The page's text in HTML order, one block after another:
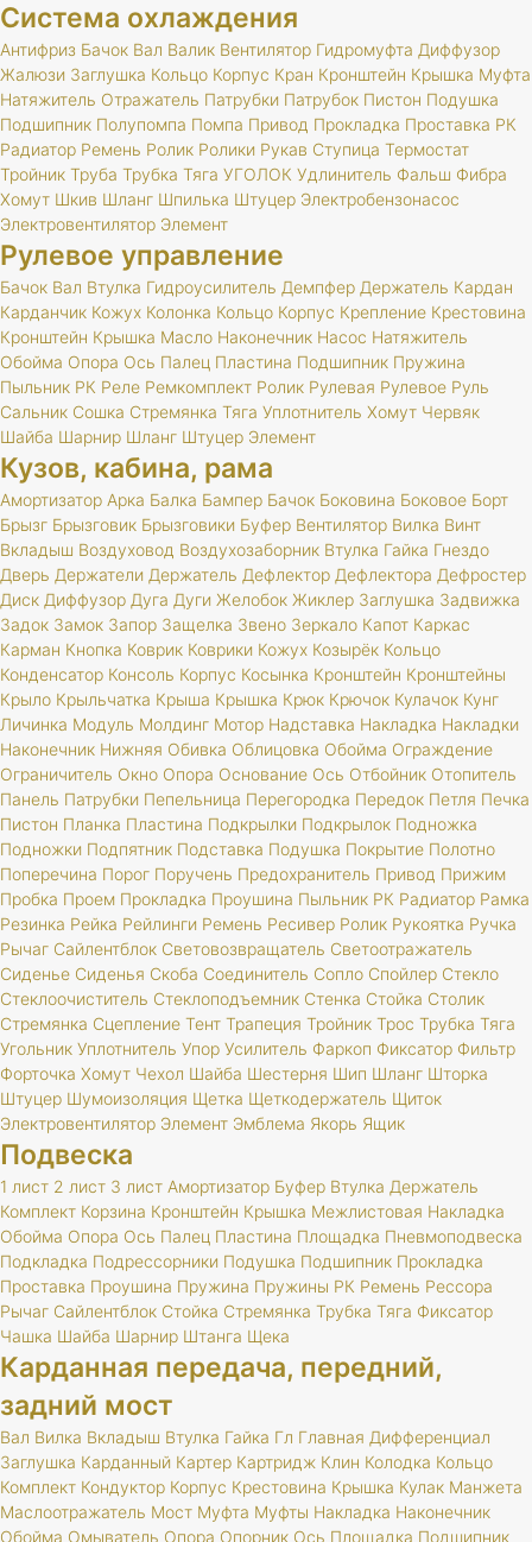
Система охлаждения
Антифриз Бачок Вал Валик Вентилятор Гидромуфта Диффузор
Жалюзи Заглушка Кольцо Корпус Кран Кронштейн Крышка Муфта
Натяжитель Отражатель Патрубки Патрубок Пистон Подушка
Подшипник Полупомпа Помпа Привод Прокладка Проставка РК
Радиатор Ремень Ролик Ролики Рукав Ступица Термостат
Тройник Труба Трубка Тяга УГОЛОК Удлинитель Фальш Фибра
Хомут Шкив Шланг Шпилька Штуцер Электробензонасос
Электровентилятор Элемент
Рулевое управление
Бачок Вал Втулка Гидроусилитель Демпфер Держатель Кардан
Карданчик Кожух Колонка Кольцо Корпус Крепление Крестовина
Кронштейн Крышка Масло Наконечник Насос Натяжитель
Обойма Опора Ось Палец Пластина Подшипник Пружина
Пыльник РК Реле Ремкомплект Ролик Рулевая Рулевое Руль
Сальник Сошка Стремянка Тяга Уплотнитель Хомут Червяк
Шайба Шарнир Шланг Штуцер Элемент
Кузов, кабина, рама
Амортизатор Арка Балка Бампер Бачок Боковина Боковое Борт
Брызг Брызговик Брызговики Буфер Вентилятор Вилка Винт
Вкладыш Воздуховод Воздухозаборник Втулка Гайка Гнездо
Дверь Держатели Держатель Дефлектор Дефлектора Дефростер
Диск Диффузор Дуга Дуги Желобок Жиклер Заглушка Задвижка
Задок Замок Запор Защелка Звено Зеркало Капот Каркас
Карман Кнопка Коврик Коврики Кожух Козырёк Кольцо
Конденсатор Консоль Корпус Косынка Кронштейн Кронштейны
Крыло Крыльчатка Крыша Крышка Крюк Крючок Кулачок Кунг
Личинка Модуль Молдинг Мотор Надставка Накладка Накладки
Наконечник Нижняя Обивка Облицовка Обойма Ограждение
Ограничитель Окно Опора Основание Ось Отбойник Отопитель
Панель Патрубки Пепельница Перегородка Передок Петля Печка
Пистон Планка Пластина Подкрылки Подкрылок Подножка
Подножки Подпятник Подставка Подушка Покрытие Полотно
Поперечина Порог Поручень Предохранитель Привод Прижим
Пробка Проем Прокладка Проушина Пыльник РК Радиатор Рамка
Резинка Рейка Рейлинги Ремень Ресивер Ролик Рукоятка Ручка
Рычаг Сайлентблок Световозвращатель Светоотражатель
Сиденье Сиденья Скоба Соединитель Сопло Спойлер Стекло
Стеклоочиститель Стеклоподъемник Стенка Стойка Столик
Стремянка Сцепление Тент Трапеция Тройник Трос Трубка Тяга
Угольник Уплотнитель Упор Усилитель Фаркоп Фиксатор Фильтр
Форточка Хомут Чехол Шайба Шестерня Шип Шланг Шторка
Штуцер Шумоизоляция Щетка Щеткодержатель Щиток
Электровентилятор Элемент Эмблема Якорь Ящик
Подвеска
1 лист 2 лист 3 лист Амортизатор Буфер Втулка Держатель
Комплект Корзина Кронштейн Крышка Межлистовая Накладка
Обойма Опора Ось Палец Пластина Площадка Пневмоподвеска
Подкладка Подрессорники Подушка Подшипник Прокладка
Проставка Проушина Пружина Пружины РК Ремень Рессора
Рычаг Сайлентблок Стойка Стремянка Трубка Тяга Фиксатор
Чашка Шайба Шарнир Штанга Щека
Карданная передача, передний,
задний мост
Вал Вилка Вкладыш Втулка Гайка Гл Главная Дифференциал
Заглушка Карданный Картер Картридж Клин Колодка Кольцо
Комплект Кондуктор Корпус Крестовина Крышка Кулак Манжета
Маслоотражатель Мост Муфта Муфты Накладка Наконечник
Обойма Омыватель Опора Опорник Ось Площадка Подшипник